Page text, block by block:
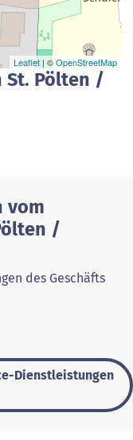
Leaflet | ©OpenStreetMap
St. Pölten /
vom
/
des Geschäfts
Dienstleistungen